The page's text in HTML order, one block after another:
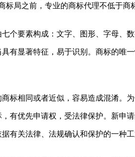
局之前，专业的商标代理不低于
个要素构成：文字、图形、字母、
有显著特征，易于识别。商标的
标相同或者近似，容易造成混淆。
有优先申请权，受法律保护。新申
有关法律、法规确认和保护的一